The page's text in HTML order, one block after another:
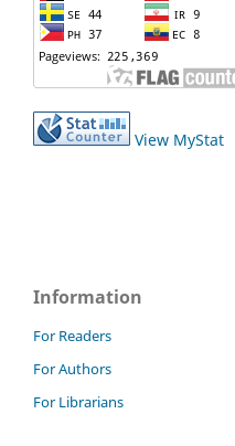
View MyStat
Information
For Readers
For Authors
For Librarians